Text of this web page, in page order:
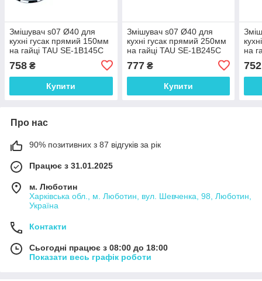
Змішувач s07 Ø40 для
кухні гусак прямий 150мм
на гайці TAU SE-1B145C
758 ₴
Купити
Змішувач s07 Ø40 для
кухні гусак прямий 250мм
на гайці TAU SE-1B245C
777₴
Купити
на
752
Про нас
90% позитивних з 87 відгуків за рік
Працює з 31.01.2025
м. Люботин
Харківська обл., м. Люботин, вул. Шевченка, 98, Люботин,
Україна
Контакти
Сьогодні працює з 08:00 до 18:00
Показати весь графік роботи